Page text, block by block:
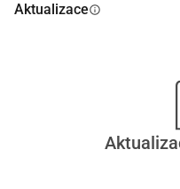
Aktualizaceinfo